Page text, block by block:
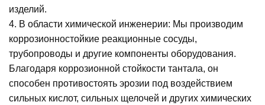
изделий.
4. В области химической инженерии: Мы производим
коррозионностойкие реакционные сосуды,
трубопроводы и другие компоненты оборудования.
Благодаря коррозионной стойкости тантала, он
способен противостоять эрозии под воздействием
сильных кислот, сильных щелочей и других химических